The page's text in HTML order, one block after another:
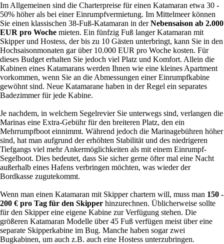
Im Allgemeinen sind die Charterpreise für einen Katamaran etwa 30 -
50% höher als bei einer Einrumpfvermietung. Im Mittelmeer können
Sie einen klassischen 38-Fuß-Katamaran in derNebensaison ab 2.000
EUR pro Woche mieten. Ein fünfzig Fuß langer Katamaran mit
Skipper und Hostess, der bis zu 10 Gästen unterbringt, kann Sie in den
Hochsaisonmonaten gar über 10.000 EUR pro Woche kosten. Für
dieses Budget erhalten Sie jedoch viel Platz und Komfort. Allein die
Kabinen eines Katamarans werden Ihnen wie eine kleines Apartment
vorkommen, wenn Sie an die Abmessungen einer Einrumpfkabine
gewöhnt sind. Neue Katamarane haben in der Regel ein separates
Badezimmer für jede Kabine.
Je nachdem, in welchem Segelrevier Sie unterwegs sind, verlangen die
Marinas eine Extra-Gebühr für den breiteren Platz, den ein
Mehrrumpfboot einnimmt. Während jedoch die Marinagebühren höher
sind, hat man aufgrund der erhöhten Stabilität und des niedrigeren
Tiefgangs viel mehr Ankermöglichkeiten als mit einem Einrumpf-
Segelboot. Dies bedeutet, dass Sie sicher gerne öfter mal eine Nacht
außerhalb eines Hafens verbringen möchten, was wieder der
Bordkasse zugutekommt.
Wenn man einen Katamaran mit Skipper chartern will, muss man 150 -
200 € pro Tag für den Skipper hinzurechnen. Üblicherweise sollte
für den Skipper eine eigene Kabine zur Verfügung stehen. Die
größeren Katamaran Modelle über 45 Fuß verfügen meist über eine
separate Skipperkabine im Bug. Manche haben sogar zwei
Bugkabinen, um auch z.B. auch eine Hostess unterzubringen.